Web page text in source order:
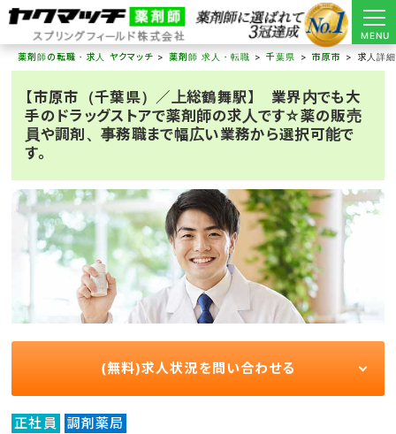
MENU
薬剤師の転職・求人 ヤクマッチ
薬剤師 求人・転職 千葉県 市原市 求人詳細
【市原市（千葉県）／上総鶴舞駅】 業界内でも大
手のドラッグストアで薬剤師の求人です☆薬の販売
員や調剤、事務職まで幅広い業務から選択可能で
す。
(無料)求人状況を問い合わせる
正社員
調剤薬局